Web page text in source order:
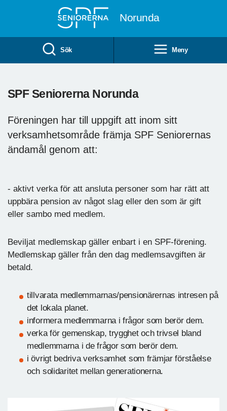
Norunda
Sök Meny
SPF Seniorerna Norunda
Föreningen har till uppgift att inom sitt
verksamhetsområde främja SPF Seniorernas
ändamål genom att:
- aktivt verka för att ansluta personer som har rätt att
uppbära pension av något slag eller den som är gift
eller sambo med medlem.
Beviljat medlemskap gäller enbart i en SPF-förening.
Medlemskap gäller från den dag medlemsavgiften är
betald.
tillvarata medlemmarnas/pensionärernas intresen på
det lokala planet.
informera medlemmarna i frågor som berör dem.
verka för gemenskap, trygghet och trivsel bland
medlemmarna i de frågor som berör dem.
i övrigt bedriva verksamhet som främjar förståelse
och solidaritet mellan generationerna.